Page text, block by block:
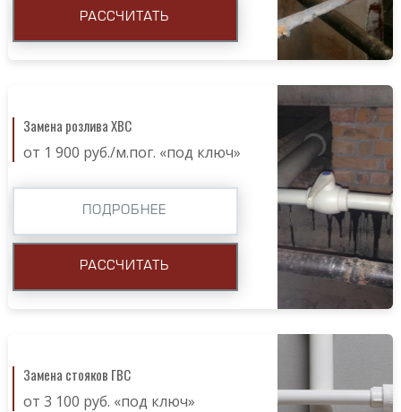
РАССЧИТАТЬ
Замена розлива ХВС
от 1 900 руб./м.пог. «под ключ»
ПОДРОБНЕЕ
РАССЧИТАТЬ
Замена стояков ГВС
от 3 100 руб. «под ключ»